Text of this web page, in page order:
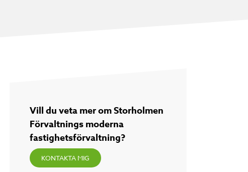
Vill du veta mer om Storholmen
Förvaltnings moderna
fastighetsförvaltning?
KONTAKTA MIG